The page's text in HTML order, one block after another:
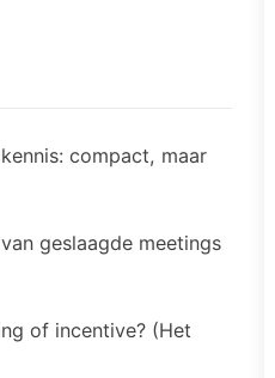
compact, maar
geslaagde meetings
of incentive? (Het